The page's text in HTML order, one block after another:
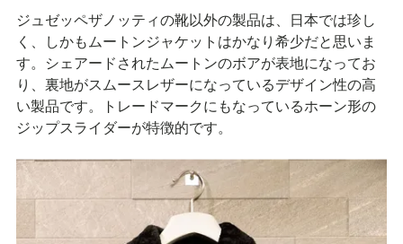
ジュゼッペザノッティの靴以外の製品は、日本では珍し
く、しかもムートンジャケットはかなり希少だと思いま
す。シェアードされたムートンのボアが表地になってお
り、裏地がスムースレザーになっているデザイン性の高
い製品です。トレードマークにもなっているホーン形の
ジップスライダーが特徴的です。